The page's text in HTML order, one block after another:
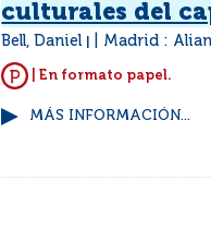
culturales del
Bell, Daniel Madrid :
| En formato papel.
MÁS INFORMACIÓN...